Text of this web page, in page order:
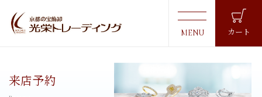
カート
来店予約